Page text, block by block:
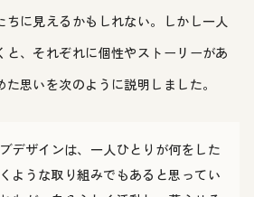
ちに見えるかもしれない。しかし一人
と、それぞれに個性やストーリーがあ
思いを次のように説明しました。
デザインは、一人ひとりが何をした
ような取り組みでもあると思ってい